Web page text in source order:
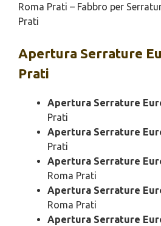
Roma Prati – Fabbro per
Prati
Apertura Serrature
Prati
Apertura Serrature
Prati
Apertura Serrature
Prati
Apertura Serrature
Roma Prati
Apertura Serrature
Roma Prati
Apertura Serrature